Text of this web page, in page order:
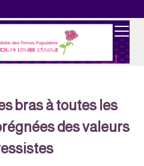
bras à toutes les
des valeurs